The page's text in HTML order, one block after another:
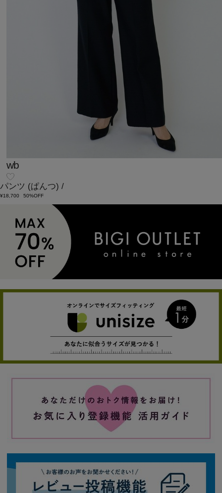
wb
パンツ (ぱんつ) /
¥18,700 50%OFF